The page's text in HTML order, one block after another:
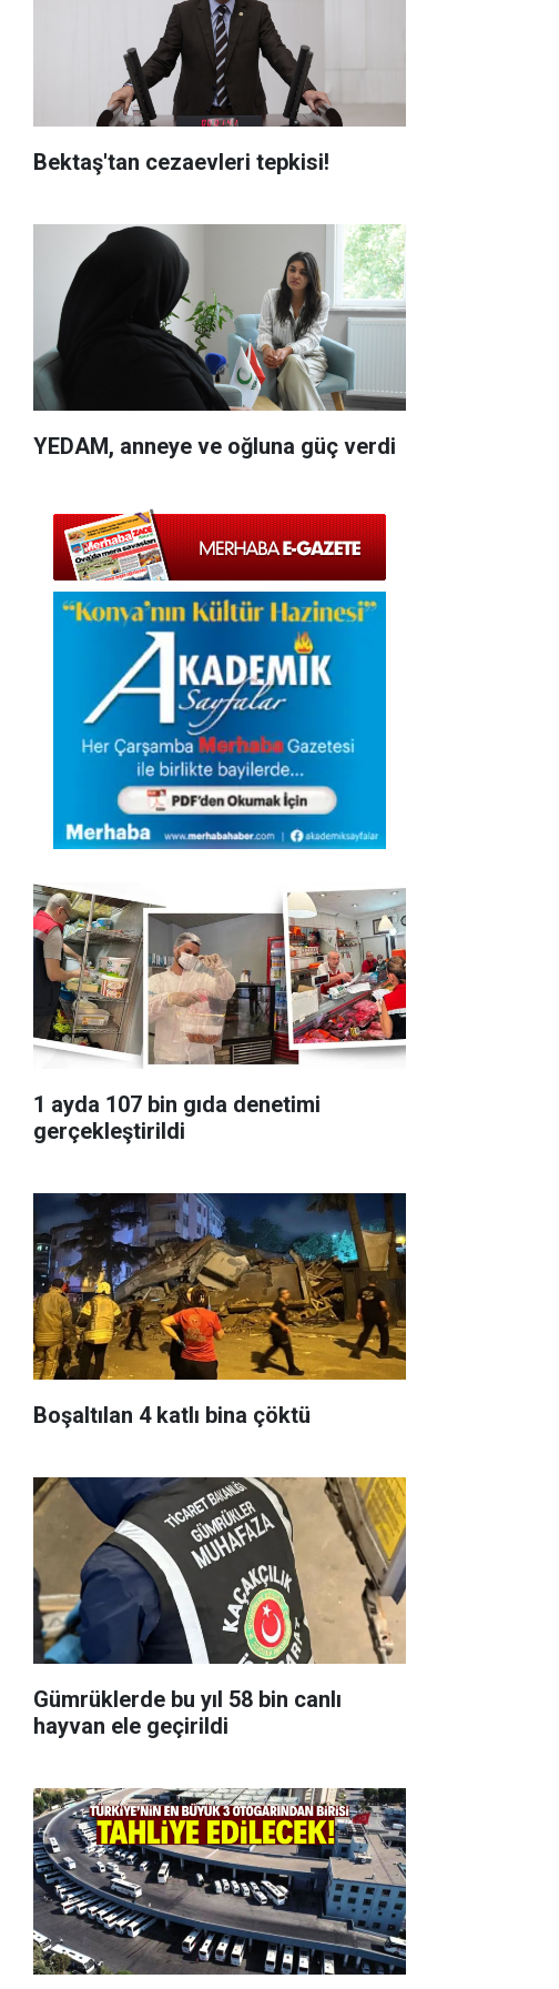
Bektaş'tan cezaevleri tepkisi!
YEDAM, anneye ve oğluna güç verdi
1 ayda 107 bin gıda denetimi
gerçekleştirildi
Boşaltılan 4 katlı bina çöktü
Gümrüklerde bu yıl 58 bin canlı
hayvan ele geçirildi